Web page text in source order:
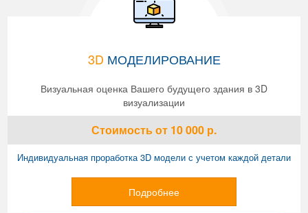
3D МОДЕЛИРОВАНИЕ
Визуальная оценка Вашего будущего здания в 3D
визуализации
Стоимостьот 10 000 р.
Индивидуальная проработка 3D модели с учетом каждой детали
Подробнее